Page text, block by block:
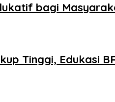
bagi
Tinggi, Edukasi